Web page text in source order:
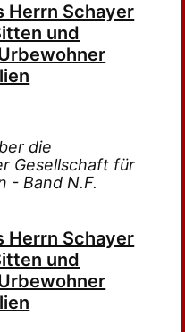
Herrn Schayer
und
die
Gesellschaft für
- Band N.F.
Herrn Schayer
und